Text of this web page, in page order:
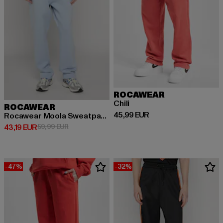
ROCAWEAR
Rocawear Moola Sweatpants
43,19 EUR
Derzeitiger Preis: 43,19 EUR
59,99 EURAktionspreis: 59,99 EUR
ROCAWEAR
Chili
45,99 EUR
Derzeitiger Preis: 45,99 EUR
-47% -32%